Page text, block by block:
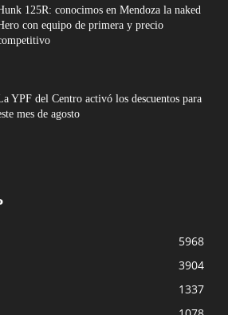
125R: conocimos en Mendoza la naked
con equipo de primera y precio
YPF del Centro activó los descuentos para
mes de agosto
5968
3904
1337